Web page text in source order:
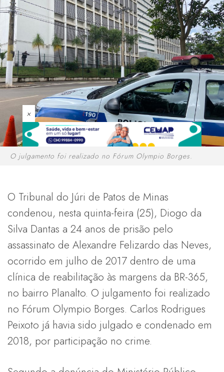
×
O julgamento foi realizado no Fórum Olympio Borges.
O Tribunal do Júri de Patos de Minas
condenou, nesta quinta-feira (25), Diogo da
Silva Dantas a 24 anos de prisão pelo
assassinato de Alexandre Felizardo das Neves,
ocorrido em julho de 2017 dentro de uma
clínica de reabilitação às margens da BR-365,
no bairro Planalto. O julgamento foi realizado
no Fórum Olympio Borges. Carlos Rodrigues
Peixoto já havia sido julgado e condenado em
2018, por participação no crime.